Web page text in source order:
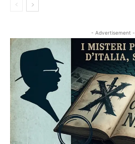
- Advertisement -